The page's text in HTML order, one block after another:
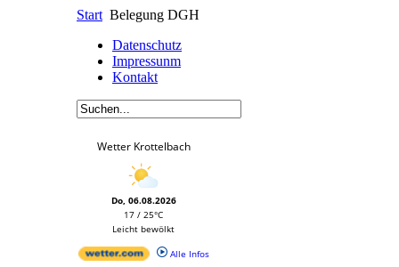
Start Belegung DGH
Datenschutz
Impressunm
Kontakt
Wetter Krottelbach
Do, 06.08.2026
17 / 25°C
Leicht bewölkt
Alle Infos